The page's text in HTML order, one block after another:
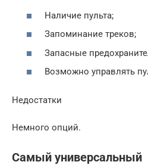
Наличие пульта;
Запоминание треков;
Запасные
Возможно управлять
Недостатки
Немного опций.
Самый универсальный